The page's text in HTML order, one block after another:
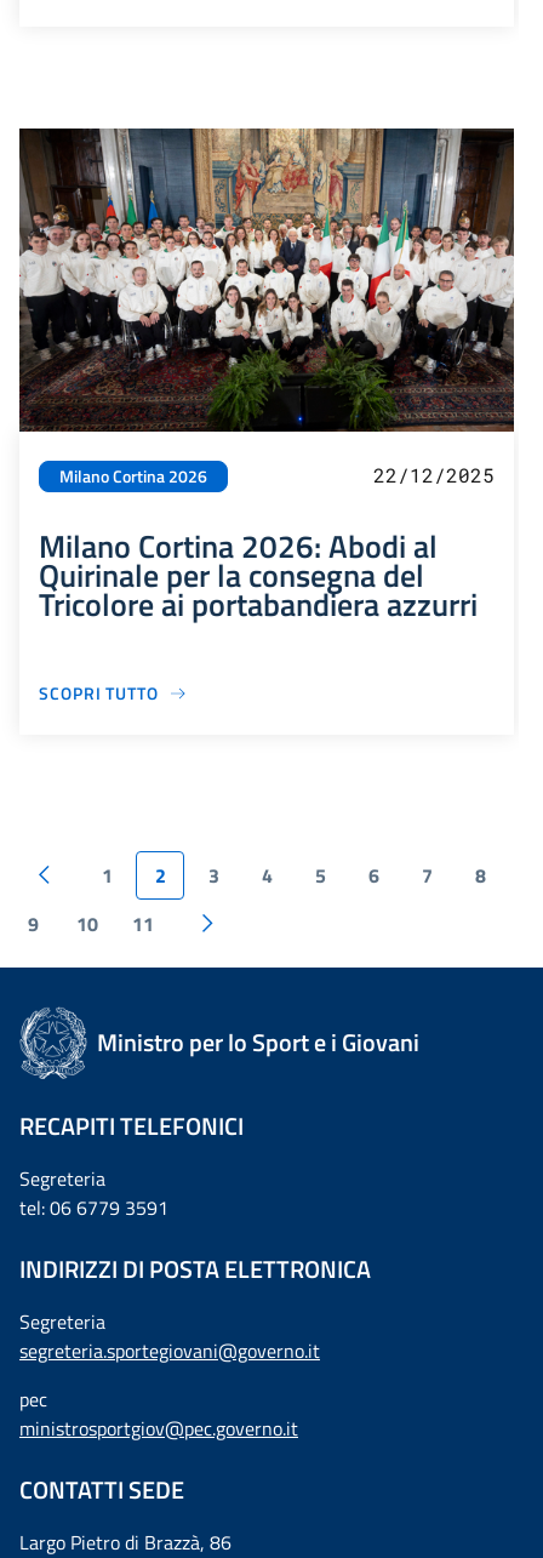
Milano Cortina 2026 22/12/2025
Milano Cortina 2026: Abodi al
Quirinale per la consegna del
Tricolore ai portabandiera azzurri
SCOPRI TUTTO
1 2 3 4 5 6 7
8
9
10 11
Ministro per lo Sport e i Giovani
RECAPITI TELEFONICI
Segreteria
tel: 06 6779 3591
INDIRIZZI DI POSTA ELETTRONICA
Segreteria
segreteria.sportegiovani@governo.it
pec
ministrosportgiov@pec.governo.it
CONTATTI SEDE
Largo Pietro di Brazzà, 86